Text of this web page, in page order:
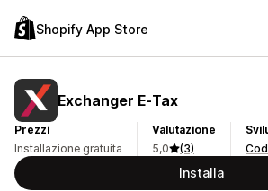
Shopify App Store
Exchanger E‑Tax
Prezzi
Installazione gratuita
Valutazione
5,0
(3)
Installa